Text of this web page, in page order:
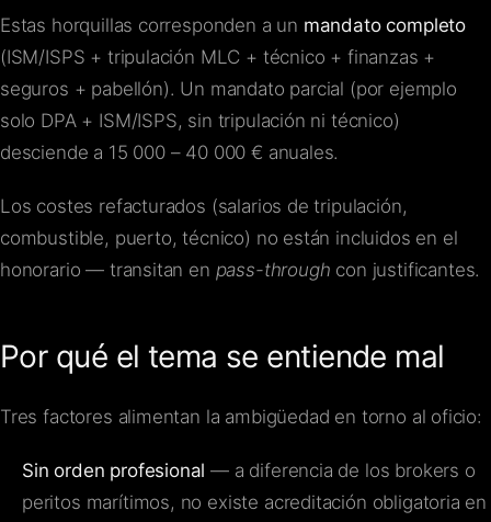
Estas horquillas corresponden a un mandato completo
(ISM/ISPS + tripulación MLC + técnico + finanzas +
seguros + pabellón). Un mandato parcial (por ejemplo
solo DPA + ISM/ISPS, sin tripulación ni técnico)
desciende a 15 000 – 40 000 € anuales.
Los costes refacturados (salarios de tripulación,
combustible, puerto, técnico) no están incluidos en el
honorario — transitan en pass-through con justificantes.
Por qué el tema se entiende mal
Tres factores alimentan la ambigüedad en torno al oficio:
Sin orden profesional — a diferencia de los brokers o
peritos marítimos, no existe acreditación obligatoria en